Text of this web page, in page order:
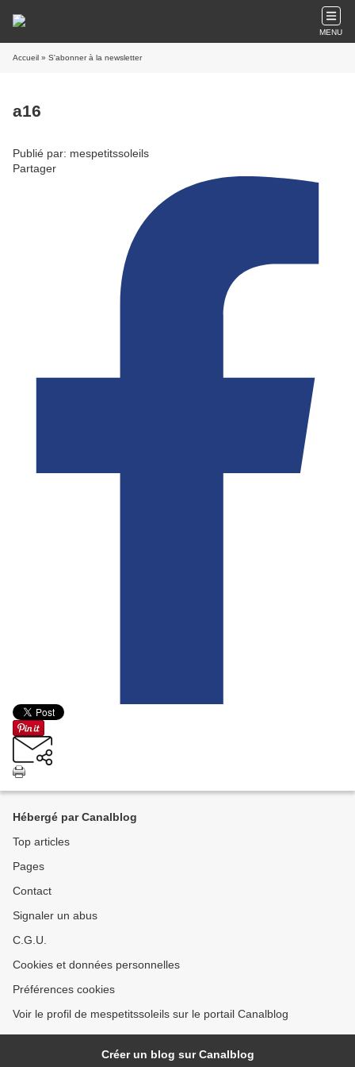
MENU
Accueil » S'abonner à la newsletter
a16
Publié par: mespetitssoleils
Partager
Hébergé par Canalblog
Top articles
Pages
Contact
Signaler un abus
C.G.U.
Cookies et données personnelles
Préférences cookies
Voir le profil de mespetitssoleils sur le portail Canalblog
Créer un blog sur Canalblog